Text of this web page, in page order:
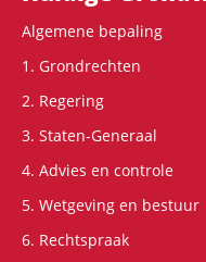
Algemene bepaling
1. Grondrechten
2. Regering
3. Staten-Generaal
4. Advies en controle
5. Wetgeving en bestuur
6. Rechtspraak